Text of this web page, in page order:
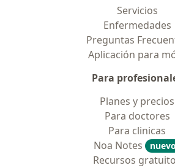
Servicios
Enfermedades
Preguntas
Aplicación para
Para
Planes y precios
Para doctores
Para clinicas
Noa Notes
nuevo
Recursos